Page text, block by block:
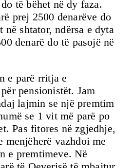
të bëhet në dy faza.
prej 2500 denarëve do
në shtator, ndërsa e dyta
denarë do të pasojë në
e parë rritja e
pensionistët. Jam
lajmin se një premtim
se 1 vit më parë po
Pas fitores në zgjedhje,
menjëherë vazhdoi me
e premtimeve. Në